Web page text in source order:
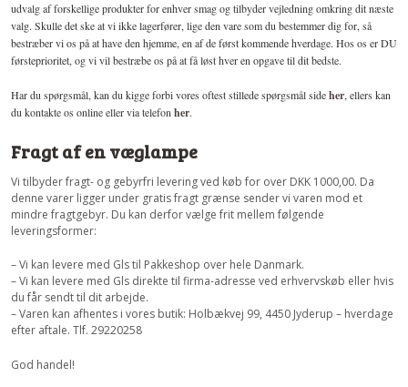
udvalg af forskellige produkter for enhver smag og tilbyder vejledning omkring dit næste
valg. Skulle det ske at vi ikke lagerfører, lige den vare som du bestemmer dig for, så
bestræber vi os på at have den hjemme, en af de først kommende hverdage. Hos os er DU
førsteprioritet, og vi vil bestræbe os på at få løst hver en opgave til dit bedste.
Har du spørgsmål, kan du kigge forbi vores oftest stillede spørgsmål sideher, ellers kan
du kontakte os online eller via telefonher.
Fragt af en væglampe
Vi tilbyder fragt- og gebyrfri levering ved køb for over DKK 1000,00. Da
denne varer ligger under gratis fragt grænse sender vi varen mod et
mindre fragtgebyr. Du kan derfor vælge frit mellem følgende
leveringsformer:
– Vi kan levere med Gls til Pakkeshop over hele Danmark.
– Vi kan levere med Gls direkte til firma-adresse ved erhvervskøb eller hvis
du får sendt til dit arbejde.
– Varen kan afhentes i vores butik: Holbækvej 99, 4450 Jyderup – hverdage
efter aftale. Tlf. 29220258
God handel!